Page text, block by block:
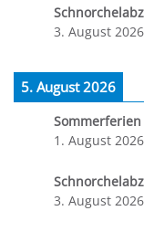
3. August 2026
5. August 2026
Sommerferien
1. August 2026
3. August 2026